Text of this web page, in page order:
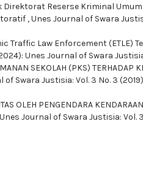
Direktorat Reserse Kriminal
,Unes Journal of Swara
Traffic Law Enforcement (ETLE)
Unes Journal of Swara
SEKOLAH (PKS) TERHADAP
of Swara Justisia: Vol. 3 No. 3
OLEH PENGENDARA
Unes Journal of Swara Justisia: Vol.